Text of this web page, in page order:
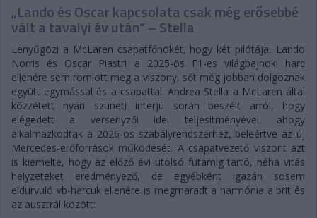
„Lando és Oscar kapcsolata csak még erősebbé
vált a tavalyi év után” – Stella
Lenyűgözi a McLaren csapatfőnökét, hogy két pilótája, Lando
Norris és Oscar Piastri a 2025-ös F1-es világbajnoki harc
ellenére sem romlott meg a viszony, sőt még jobban dolgoznak
együtt egymással és a csapattal. Andrea Stella a McLaren által
közzétett nyári szüneti interjú során beszélt arról, hogy
elégedett a versenyzői idei teljesítményével, ahogy
alkalmazkodtak a 2026-os szabályrendszerhez, beleértve az új
Mercedes-erőforrások működését. A csapatvezető viszont azt
is kiemelte, hogy az előző évi utolsó futamig tartó, néha vitás
helyzeteket eredményező, de egyébként igazán sosem
eldurvuló vb-harcuk ellenére is megmaradt a harmónia a brit és
az ausztrál között: